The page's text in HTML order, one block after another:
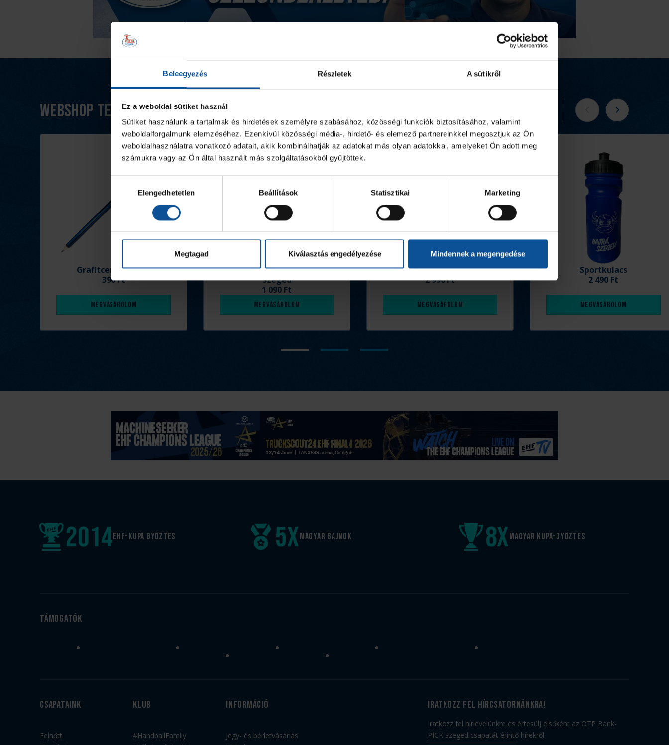
Beleegyezés Részletek A sütikről
Ez a weboldal sütiket használ
Sütiket használunk a tartalmak és hirdetések személyre szabásához, közösségi funkciók biztosításához, valamint
weboldalforgalmunk elemzéséhez. Ezenkívül közösségi média-, hirdető- és elemező partnereinkkel megosztjuk az Ön
weboldalhasználatra vonatkozó adatait, akik kombinálhatják az adatokat más olyan adatokkal, amelyeket Ön adott meg
számukra vagy az Ön által használt más szolgáltatásokból gyűjtöttek.
kiválasztásaElengedhetetlen Beállítások Statisztikai Marketing
Megtagad Kiválasztás engedélyezése Mindennek a megengedése
Webshop termékek
Grafitceruza 25/26
390 Ft
Megvásárolom
Igazolványtartó tok,
Szeged
1 090 Ft
Megvásárolom
Tolltartó 25/26
2 990 Ft
Megvásárolom
Sportkulacs
2 490 Ft
Megvásárolom
EHF-Kupa győztes
2014 Magyar bajnok
5x Magyar kupa-győztes
8x
Támogatók
Csapataink
Felnőtt
Klub
#HandballFamily
Információ
Jegy- és bérletvásárlás
iratkozz fel hírcsatornánkra!
Iratkozz fel hírlevelünkre és értesülj elsőként az OTP Bank-
PICK Szeged csapatát érintő hírekről.